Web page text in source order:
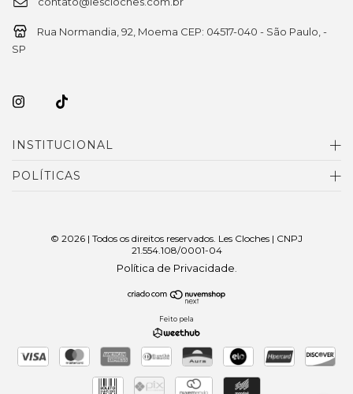
Rua Normandia, 92, Moema CEP: 04517-040 - São Paulo, -
SP
INSTITUCIONAL
POLÍTICAS
© 2026 | Todos os direitos reservados. Les Cloches | CNPJ
21.554.108/0001-04
Política de Privacidade
Feito pela